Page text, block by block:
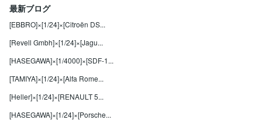
最新ブログ
[EBBRO]×[1/24]×[Citroën DS...
[Revell Gmbh]×[1/24]×[Jagu...
[HASEGAWA]×[1/4000]×[SDF-1...
[TAMIYA]×[1/24]×[Alfa Rome...
[Heller]×[1/24]×[RENAULT 5...
[HASEGAWA]×[1/24]×[Porsche...